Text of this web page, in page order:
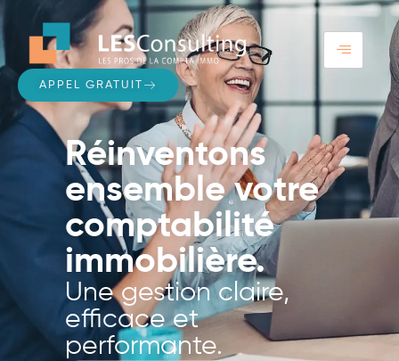
APPEL GRATUIT
Réinventons
ensemble votre
comptabilité
immobilière.
Une gestion claire,
efficace et
performante.